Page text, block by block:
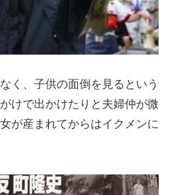
く、子供の面倒を見るという
けで出かけたりと夫婦仲が微
が産まれてからはイクメンに